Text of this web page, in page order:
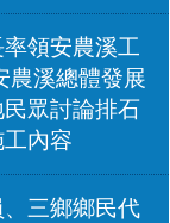
領安農溪工
農溪總體發展
眾討論排石
內容
三鄉鄉民代